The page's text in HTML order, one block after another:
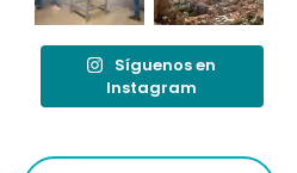
Síguenos en
Instagram